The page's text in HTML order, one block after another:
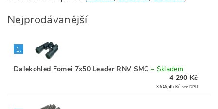
Nejprodávanější
1.
Dalekohled Fomei 7x50 Leader RNV SMC – Skladem
4 290 Kč
3 545,45 Kč bez DPH